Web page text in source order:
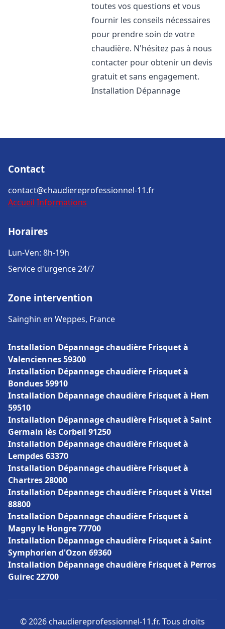
toutes vos questions et vous
fournir les conseils nécessaires
pour prendre soin de votre
chaudière. N'hésitez pas à nous
contacter pour obtenir un devis
gratuit et sans engagement.
Installation Dépannage
Contact
contact@chaudiereprofessionnel-11.fr
Accueil Informations
Horaires
Lun-Ven: 8h-19h
Service d'urgence 24/7
Zone intervention
Sainghin en Weppes, France
Installation Dépannage chaudière Frisquet à
Valenciennes 59300
Installation Dépannage chaudière Frisquet à
Bondues 59910
Installation Dépannage chaudière Frisquet à Hem
59510
Installation Dépannage chaudière Frisquet à Saint
Germain lès Corbeil 91250
Installation Dépannage chaudière Frisquet à
Lempdes 63370
Installation Dépannage chaudière Frisquet à
Chartres 28000
Installation Dépannage chaudière Frisquet à Vittel
88800
Installation Dépannage chaudière Frisquet à
Magny le Hongre 77700
Installation Dépannage chaudière Frisquet à Saint
Symphorien d'Ozon 69360
Installation Dépannage chaudière Frisquet à Perros
Guirec 22700
© 2026 chaudiereprofessionnel-11.fr. Tous droits